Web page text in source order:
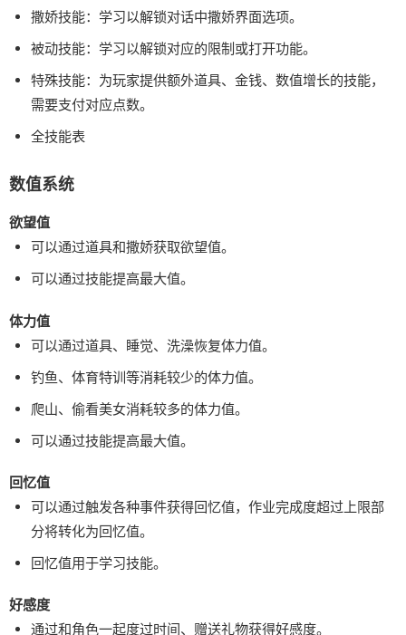
撒娇技能：学习以解锁对话中撒娇界面选项。
被动技能：学习以解锁对应的限制或打开功能。
特殊技能：为玩家提供额外道具、金钱、数值增长的技能，
需要支付对应点数。
全技能表
数值系统
欲望值
可以通过道具和撒娇获取欲望值。
可以通过技能提高最大值。
体力值
可以通过道具、睡觉、洗澡恢复体力值。
钓鱼、体育特训等消耗较少的体力值。
爬山、偷看美女消耗较多的体力值。
可以通过技能提高最大值。
回忆值
可以通过触发各种事件获得回忆值，作业完成度超过上限部
分将转化为回忆值。
回忆值用于学习技能。
好感度
通过和角色一起度过时间、赠送礼物获得好感度。